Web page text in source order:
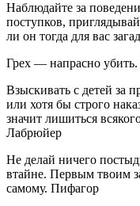
Наблюдайте за
поступков,
ли он тогда для вас
Грех — напрасно
Взыскивать с детей за
или хотя бы строго
значит лишиться
Лабрюйер
Не делай ничего
втайне. Первым твоим
самому. Пифагор